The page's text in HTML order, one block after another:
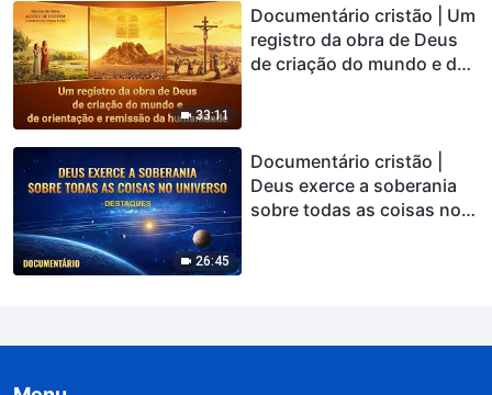
33:11
Documentário cristão | Um
registro da obra de Deus
de criação do mundo e de
26:45
Documentário cristão |
Deus exerce a soberania
sobre todas as coisas no